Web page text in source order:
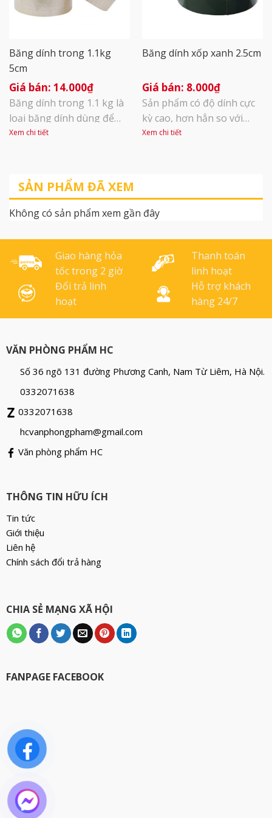
kèm, có khóa tự [...]
các công trình trong nhà,
Băng dính trong 1.1kg
5cm
14.000₫
Băng dính trong 1.1 kg là
loại băng dính dùng để
đóng thùng hàng, đóng
Kích thước 4,8cm x 55m.
Khối lượng 1,1kg/cây – 6
cuộn/cây
Xem chi tiết
Băng dính xốp xanh 2.5cm
8.000₫
Sản phẩm có độ dính cực
kỳ cao, hơn hẳn so với
băng dính xốp vàng, dùng
nhiệt độ khác nhau từ 3
đen có thể dùng để dán
các công trình trong nhà,
[...]
Xem chi tiết
SẢN PHẨM ĐÃ XEM
Không có sản phẩm xem gần đây
Giao hàng hỏa
tốc trong 2 giờ
Thanh toán
linh hoạt
Đổi trả linh
hoạt
Hỗ trợ khách
hàng 24/7
VĂN PHÒNG PHẨM HC
Số 36 ngõ 131 đường Phương Canh, Nam Từ Liêm, Hà Nội.
0332071638
0332071638
hcvanphongpham@gmail.com
Văn phòng phẩm HC
THÔNG TIN HỮU ÍCH
Tin tức
Giới thiệu
Liên hệ
Chính sách đổi trả hàng
CHIA SẺ MẠNG XÃ HỘI
FANPAGE FACEBOOK